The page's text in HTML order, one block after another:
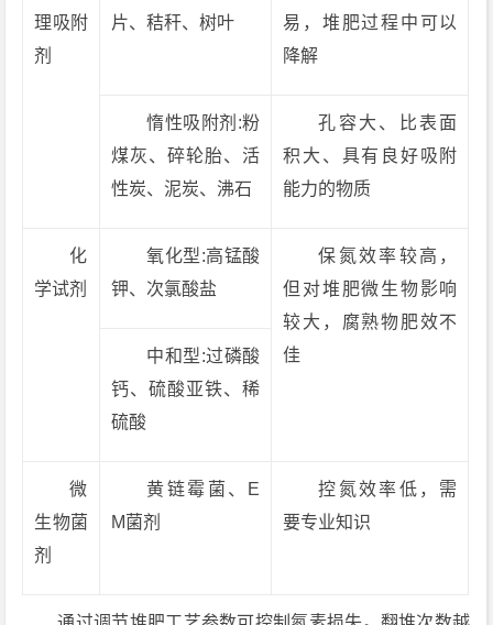
理吸附
剂
片、秸秆、树叶
易，堆肥过程中可以
降解
惰性吸附剂:粉
煤灰、碎轮胎、活
性炭、泥炭、沸石
孔容大、比表面
积大、具有良好吸附
能力的物质
化
学试剂
氧化型:高锰酸
钾、次氯酸盐
保氮效率较高，
但对堆肥微生物影响
较大，腐熟物肥效不
佳
中和型:过磷酸
钙、硫酸亚铁、稀
硫酸
微
生物菌
剂
黄链霉菌、E
M菌剂
控氮效率低，需
要专业知识